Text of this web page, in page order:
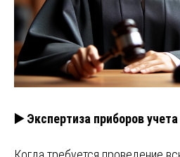
▶️ Экспертиза приборов